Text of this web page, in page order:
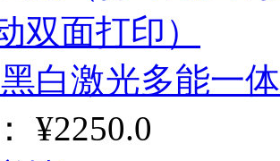
白激光多能一
¥2250.0